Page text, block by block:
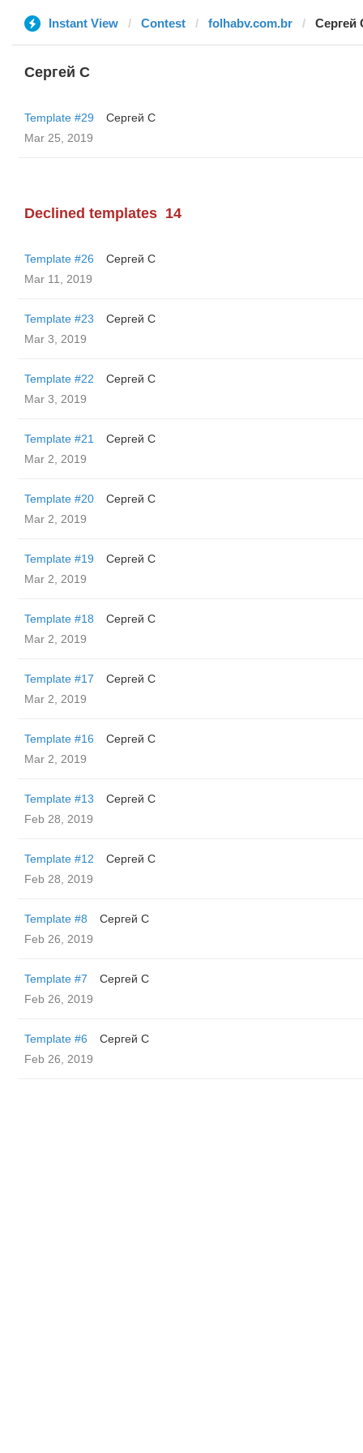
Instant View Contest folhabv.com.br Сергей
Сергей С
Template #29
Сергей С
Mar 25, 2019
Declined templates 14
Template #26
Сергей С
Mar 11, 2019
Template #23
Сергей С
Mar 3, 2019
Template #22
Сергей С
Mar 3, 2019
Template #21
Сергей С
Mar 2, 2019
Template #20
Сергей С
Mar 2, 2019
Template #19
Сергей С
Mar 2, 2019
Template #18
Сергей С
Mar 2, 2019
Template #17
Сергей С
Mar 2, 2019
Template #16
Сергей С
Mar 2, 2019
Template #13
Сергей С
Feb 28, 2019
Template #12
Сергей С
Feb 28, 2019
Template #8
Сергей С
Feb 26, 2019
Template #7
Сергей С
Feb 26, 2019
Template #6
Сергей С
Feb 26, 2019